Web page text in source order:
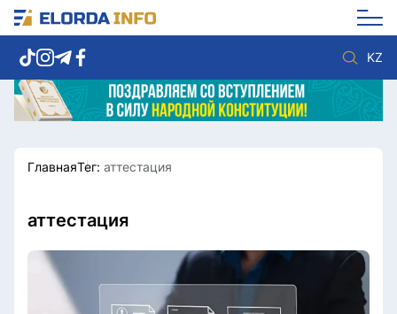
KZ
Новости столицы
Политика
Спорт
Видео
Мир
Послание
Служба Комплаенс
Этический кодекс
Служу стране
ГлавнаяТег: аттестация
аттестация